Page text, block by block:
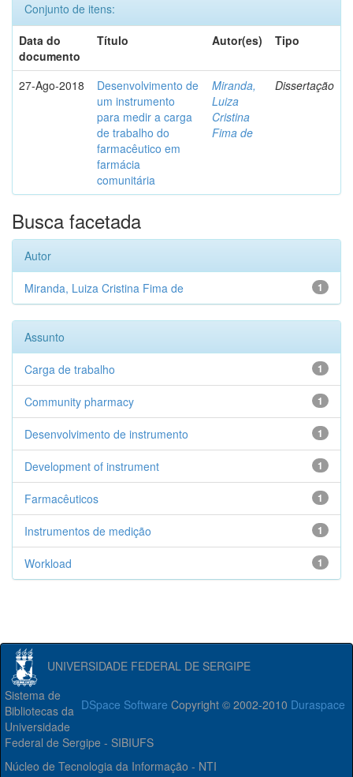
Conjunto de itens:
Data do
documento
Título Autor(es) Tipo
27-Ago-2018
Desenvolvimento de
um instrumento
para medir a carga
de trabalho do
farmacêutico em
farmácia
comunitária
Miranda,
Luiza
Cristina
Fima de
Dissertação
Busca facetada
Autor
1
Miranda, Luiza Cristina Fima de
Assunto
1
Carga de trabalho
1
Community pharmacy
1
Desenvolvimento de instrumento
1
Development of instrument
1
Farmacêuticos
1
Instrumentos de medição
1
Workload
UNIVERSIDADE FEDERAL DE SERGIPE
DSpace Software Copyright © 2002-2010 Duraspace
Sistema de
Bibliotecas da
Universidade
Federal de Sergipe - SIBIUFS
Núcleo de Tecnologia da Informação - NTI